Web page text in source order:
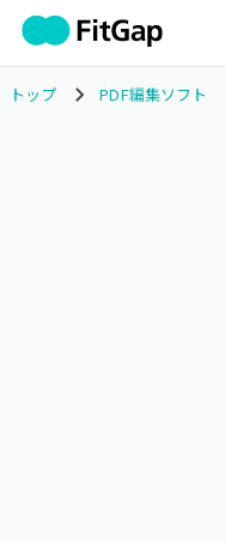
トップ PDF編集ソフト